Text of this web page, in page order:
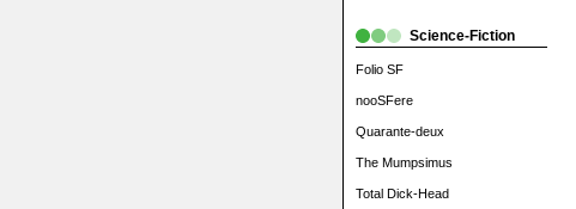
Science-Fiction
Folio SF
nooSFere
Quarante-deux
The Mumpsimus
Total Dick-Head